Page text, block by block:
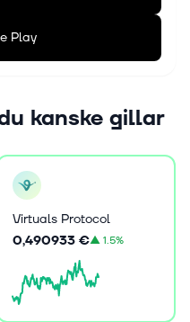
Play
kanske gillar
Virtuals Protocol
0,490933 €▲1.5%